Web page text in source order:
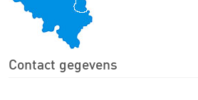
Contact gegevens